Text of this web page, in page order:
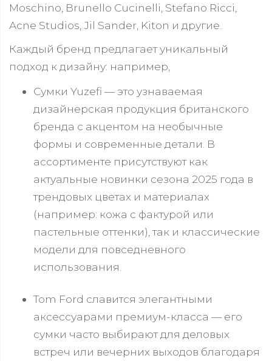
Moschino, Brunello Cucinelli, Stefano Ricci,
Acne Studios, Jil Sander, Kiton и другие.
Каждый бренд предлагает уникальный
подход к дизайну: например,
Сумки Yuzefi — это узнаваемая
дизайнерская продукция британского
бренда с акцентом на необычные
формы и современные детали. В
ассортименте присутствуют как
актуальные новинки сезона 2025 года в
трендовых цветах и материалах
(например: кожа с фактурой или
пастельные оттенки), так и классические
модели для повседневного
использования.
Tom Ford славится элегантными
аксессуарами премиум-класса — его
сумки часто выбирают для деловых
встреч или вечерних выходов благодаря